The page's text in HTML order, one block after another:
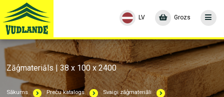
Grozs
LV
Zāģmateriāls | 38 x 100 x 2400
Sākums Preču katalogs
Svaigi zāģmateriāli